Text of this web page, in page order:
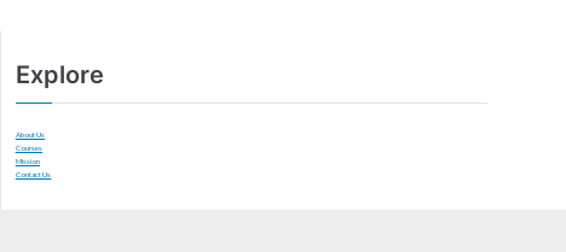
Explore
About Us
Courses
Mission
Contact Us